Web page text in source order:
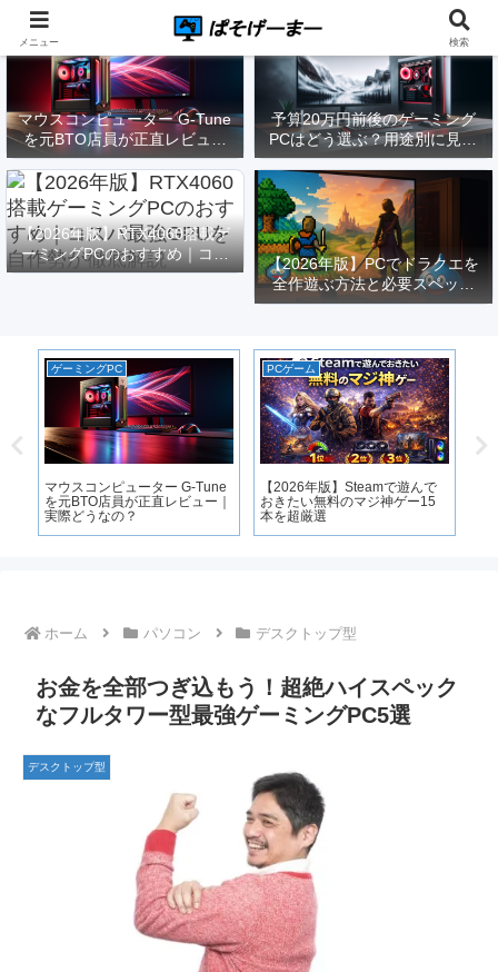
マウスコンピューター G-Tune
を元BTO店員が正直レビュー
｜実際どうなの？
予算20万円前後のゲーミング
PCはどう選ぶ？用途別に見る
構成と注意点【2026年版】
【2026年版】RTX4060搭載ゲ
ーミングPCのおすすめ｜コス
パ最強GPUを自作勢が徹底解
【2026年版】PCでドラクエを
全作遊ぶ方法と必要スペック
｜FF14勢がまとめてみた
ゲーミングPC
マウスコンピューター G-Tune
を元BTO店員が正直レビュー｜
実際どうなの？
PCゲーム
【2026年版】Steamで遊んで
おきたい無料のマジ神ゲー15
本を超厳選
ホーム パソコン デスクトップ型
お金を全部つぎ込もう！超絶ハイスペック
なフルタワー型最強ゲーミングPC5選
デスクトップ型
メニュー 検索